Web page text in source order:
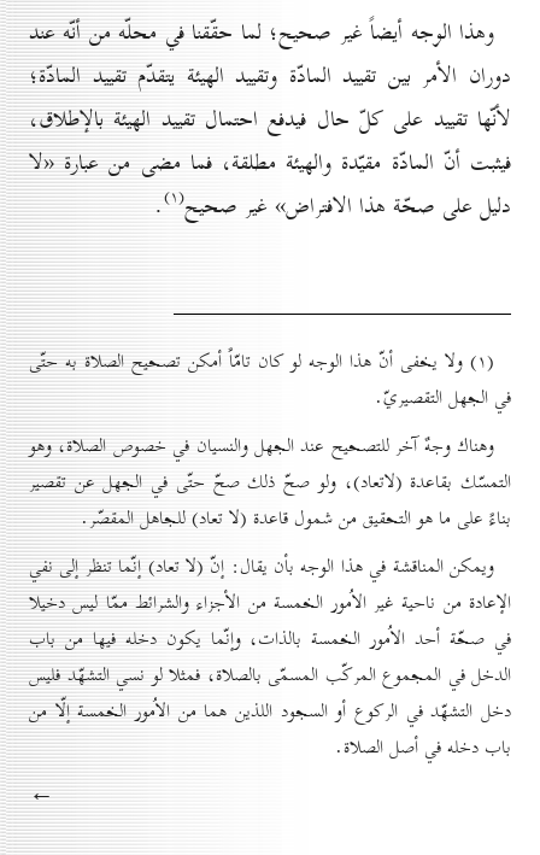
وهذا الوجه أيضاً غير صحيح؛ لما حقّقنا في محلّه من أنّه عند
دوران الأمر بين تقييد المادّة وتقييد الهيئة يتقدّم تقييد المادّة؛
لأنّها تقييد على كلّ حال فيدفع احتمال تقييد الهيئة بالإطلاق،
فيثبت أنّ المادّة مقيّدة والهيئة مطلقة، فما مضى من عبارة «لا
دليل على صحّة هذا الافتراض» غير صحيح(۱) .
(۱) ولا يخفى أنّ هذا الوجه لو كان تامّاً أمكن تصحيح الصلاة به حتّى
في الجهل التقصيريّ.
وهناك وجهٌ آخر للتصحيح عند الجهل والنسيان في خصوص الصلاة، وهو
التمسّك بقاعدة (لاتعاد)، ولو صحّ ذلك صحّ حتّى في الجهل عن تقصير
بناءً على ما هو التحقيق من شمول قاعدة (لا تعاد) للجاهل المقصّر.
ويمكن المناقشة في هذا الوجه بأن يقال: إنّ (لا تعاد) إنّما تنظر إلى نفي
الإعادة من ناحية غير الاُمور الخمسة من الأجزاء والشرائط ممّا ليس دخيلا
في صحّة أحد الاُمور الخمسة بالذات، وإنّما يكون دخله فيها من باب
الدخل في المجموع المركّب المسمّى بالصلاة، فمثلا لو نسي التشهّد فليس
دخل التشهّد في الركوع أو السجود اللذين هما من الاُمور الخمسة إلّا من
باب دخله في أصل الصلاة.
←